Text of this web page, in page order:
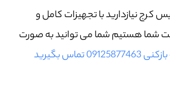
کرج نیازدارید با تجهیزات کامل و
شما هستیم شما می توانید به صورت
شماره لوله بازکنی 09125877463 تماس بگیرید